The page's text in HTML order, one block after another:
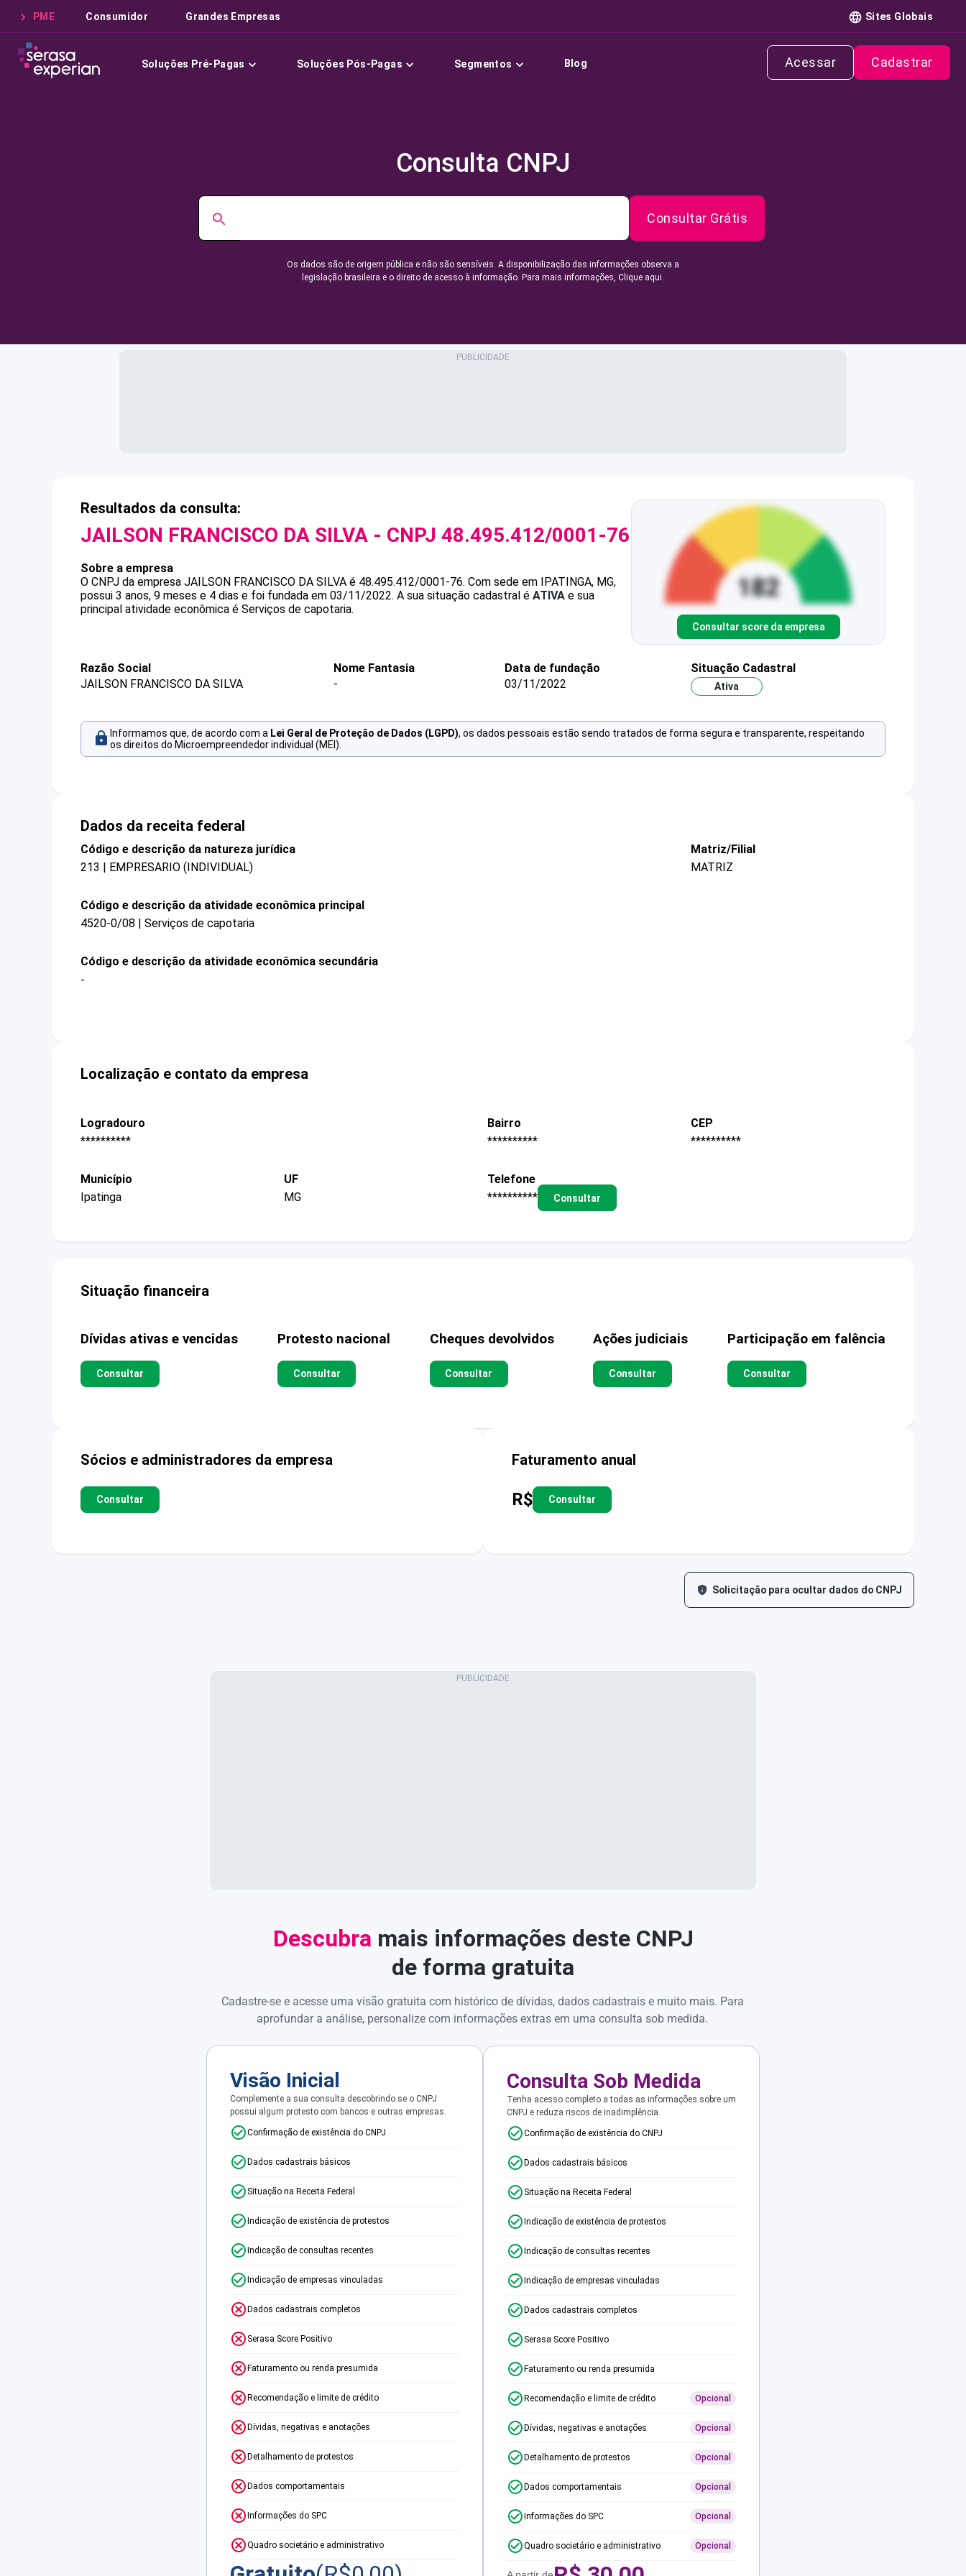
PME Consumidor Grandes Empresas Sites Globais
Soluções Pré-Pagas Soluções Pós-Pagas Segmentos Blog Acessar Cadastrar
Consulta CNPJ
Consultar Grátis
Os dados são de origem pública e não são sensíveis. A disponibilização das informações observa a
legislação brasileira e o direito de acesso à informação. Para mais informações, Clique aqui.
Resultados da consulta:
JAILSON FRANCISCO DA SILVA - CNPJ 48.495.412/0001-76
Sobre a empresa
O CNPJ da empresa JAILSON FRANCISCO DA SILVA é 48.495.412/0001-76. Com sede em IPATINGA, MG,
possui 3 anos, 9 meses e 4 dias e foi fundada em 03/11/2022. A sua situação cadastral é ATIVA e sua
principal atividade econômica é Serviços de capotaria.
Consultar score da empresa
Razão Social
JAILSON FRANCISCO DA SILVA
Nome Fantasia
-
Data de fundação
03/11/2022
Situação Cadastral
Ativa
Informamos que, de acordo com a Lei Geral de Proteção de Dados (LGPD), os dados pessoais estão sendo tratados de forma segura e transparente, respeitando
os direitos do Microempreendedor individual (MEI).
Dados da receita federal
Código e descrição da natureza jurídica
213 | EMPRESARIO (INDIVIDUAL)
Matriz/Filial
MATRIZ
Código e descrição da atividade econômica principal
4520-0/08 | Serviços de capotaria
Código e descrição da atividade econômica secundária
-
Localização e contato da empresa
Logradouro
**********
Bairro
**********
CEP
**********
Município
Ipatinga
UF
MG
Telefone
**********
Consultar
Situação financeira
Dívidas ativas e vencidas
Consultar
Protesto nacional
Consultar
Cheques devolvidos
Consultar
Ações judiciais
Consultar
Participação em falência
Consultar
Sócios e administradores da empresa
Consultar
Faturamento anual
R$ Consultar
Solicitação para ocultar dados do CNPJ
Descubra mais informações deste CNPJ
de forma gratuita
Cadastre-se e acesse uma visão gratuita com histórico de dívidas, dados cadastrais e muito mais. Para
aprofundar a análise, personalize com informações extras em uma consulta sob medida.
Visão Inicial
Complemente a sua consulta descobrindo se o CNPJ
possui algum protesto com bancos e outras empresas.
Confirmação de existência do CNPJ
Dados cadastrais básicos
Situação na Receita Federal
Indicação de existência de protestos
Indicação de consultas recentes
Indicação de empresas vinculadas
Dados cadastrais completos
Serasa Score Positivo
Faturamento ou renda presumida
Recomendação e limite de crédito
Dívidas, negativas e anotações
Detalhamento de protestos
Dados comportamentais
Informações do SPC
Quadro societário e administrativo
Consulta Sob Medida
Tenha acesso completo a todas as informações sobre um
CNPJ e reduza riscos de inadimplência.
Confirmação de existência do CNPJ
Dados cadastrais básicos
Situação na Receita Federal
Indicação de existência de protestos
Indicação de consultas recentes
Indicação de empresas vinculadas
Dados cadastrais completos
Serasa Score Positivo
Faturamento ou renda presumida
Recomendação e limite de crédito Opcional
Dívidas, negativas e anotações Opcional
Detalhamento de protestos Opcional
Dados comportamentais Opcional
Informações do SPC Opcional
Quadro societário e administrativo Opcional